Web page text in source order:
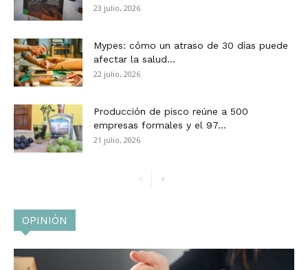
23 julio, 2026
Mypes: cómo un atraso de 30 días puede
afectar la salud...
22 julio, 2026
Producción de pisco reúne a 500
empresas formales y el 97...
21 julio, 2026
OPINIÓN